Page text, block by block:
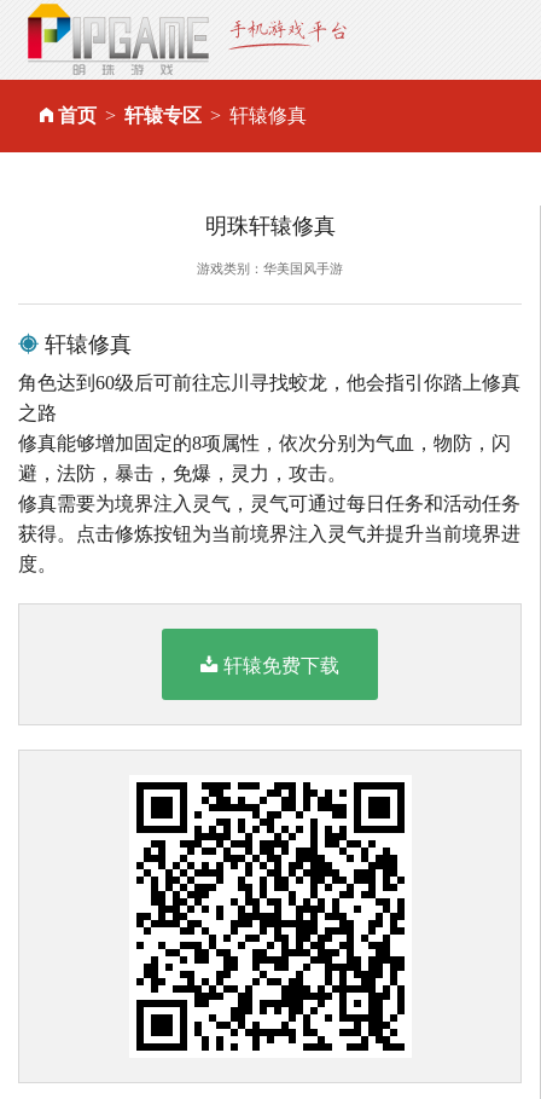
首页 轩辕专区 轩辕修真
明珠轩辕修真
游戏类别：华美国风手游
轩辕修真
角色达到60级后可前往忘川寻找蛟龙，他会指引你踏上修真
之路
修真能够增加固定的8项属性，依次分别为气血，物防，闪
避，法防，暴击，免爆，灵力，攻击。
修真需要为境界注入灵气，灵气可通过每日任务和活动任务
获得。点击修炼按钮为当前境界注入灵气并提升当前境界进
度。
轩辕免费下载